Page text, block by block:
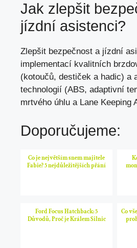
Jak zlepšit
jízdní asistenci?
Zlepšit bezpečnost a jízdní
implementací kvalitních
(kotoučů, destiček a hadic) a
technologií (ABS, adaptivní
mrtvého úhlu a Lane Keeping
Doporučujeme:
Co je největším snem majitele
Fabie? 5 nejdůležitějších přání
Ford Focus Hatchback: 5
Důvodů, Proč je Králem Silnic
Co